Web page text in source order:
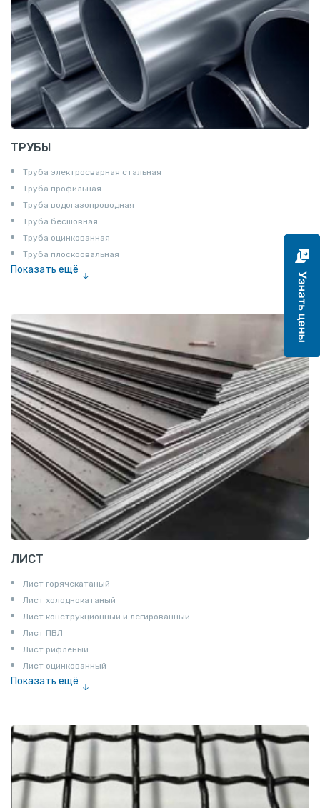
ТРУБЫ
Труба электросварная стальная
Труба профильная
Труба водогазопроводная
Труба бесшовная
Труба оцинкованная
Труба плоскоовальная
Показать ещё
ЛИСТ
Лист горячекатаный
Лист холоднокатаный
Лист конструкционный и легированный
Лист ПВЛ
Лист рифленый
Лист оцинкованный
Показать ещё